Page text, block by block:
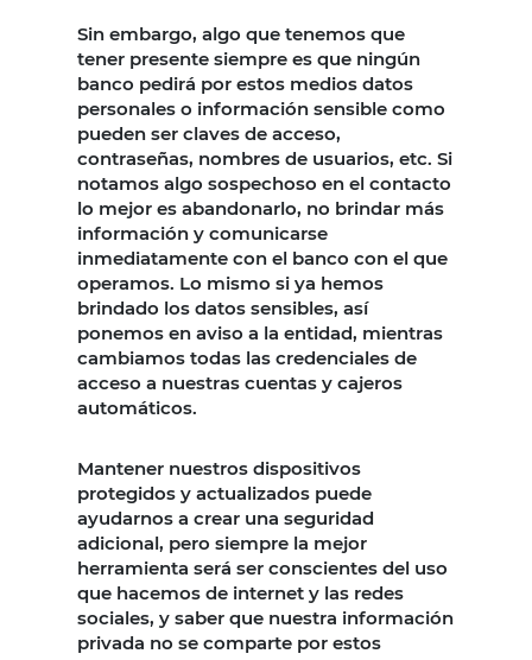
Sin embargo, algo que tenemos que
tener presente siempre es que ningún
banco pedirá por estos medios datos
personales o información sensible como
pueden ser claves de acceso,
contraseñas, nombres de usuarios, etc. Si
notamos algo sospechoso en el contacto
lo mejor es abandonarlo, no brindar más
información y comunicarse
inmediatamente con el banco con el que
operamos. Lo mismo si ya hemos
brindado los datos sensibles, así
ponemos en aviso a la entidad, mientras
cambiamos todas las credenciales de
acceso a nuestras cuentas y cajeros
automáticos.
Mantener nuestros dispositivos
protegidos y actualizados puede
ayudarnos a crear una seguridad
adicional, pero siempre la mejor
herramienta será ser conscientes del uso
que hacemos de internet y las redes
sociales, y saber que nuestra información
privada no se comparte por estos